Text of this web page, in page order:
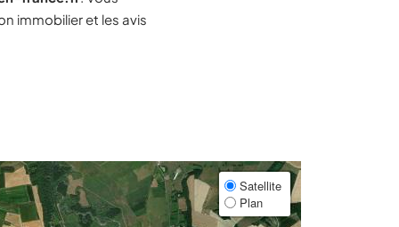
immobilier et les avis
Satellite
Plan